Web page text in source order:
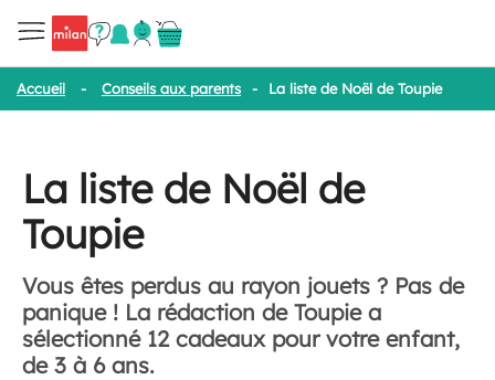
Accueil - Conseils aux parents - La liste de Noël de Toupie
La liste de Noël de
Toupie
Vous êtes perdus au rayon jouets ? Pas de
panique ! La rédaction de Toupie a
sélectionné 12 cadeaux pour votre enfant,
de 3 à 6 ans.